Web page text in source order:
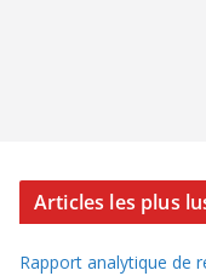
Articles les plus
Rapport analytique de